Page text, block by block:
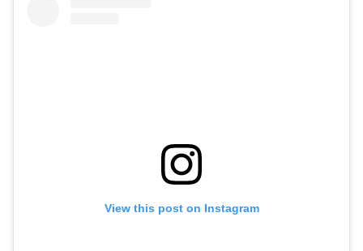
View this post on Instagram